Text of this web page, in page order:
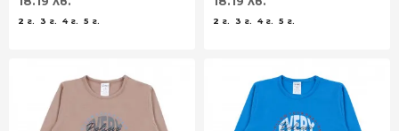
2 г. 3 г. 4 г. 5 г. 2 г. 3 г. 4 г. 5 г.